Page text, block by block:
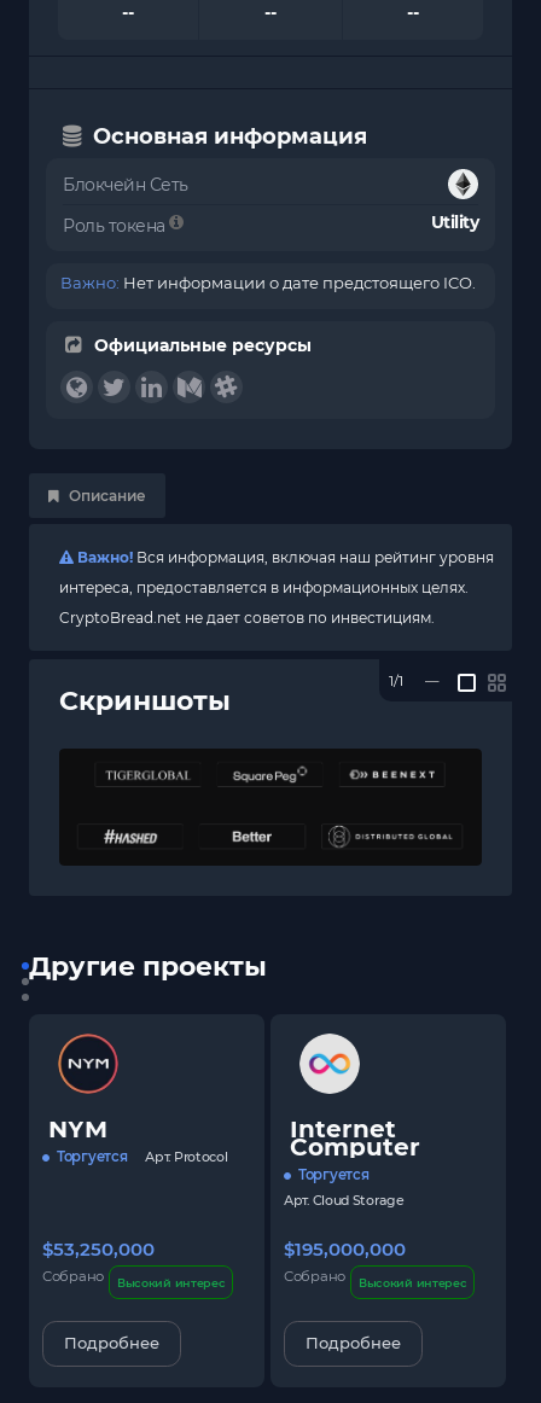
--
--
--
Основная информация
Блокчейн Сеть
Роль токена
Utility
Важно: Нет информации о дате предстоящего ICO.
Официальные ресурсы
Описание
Важно! Вся информация, включая наш рейтинг уровня
интереса, предоставляется в информационных целях.
CryptoBread.net не дает советов по инвестициям.
Скриншоты
1/1 —
Другие проекты
NYM
Торгуется Арт. Protocol
$53,250,000
Собрано Высокий интерес
Подробнее
Internet
Computer
Торгуется
Арт. Cloud Storage
$195,000,000
Собрано Высокий интерес
Подробнее